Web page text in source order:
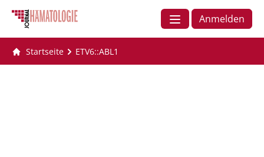
Anmelden
Startseite ETV6::ABL1